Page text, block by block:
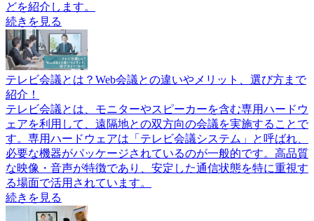
どを紹介します。
続きを見る
テレビ会議とは？Web会議との違いやメリット、選び方まで
紹介！
テレビ会議とは、モニターやスピーカーを含む専用ハードウ
ェアを利用して、遠隔地との双方向の会議を実施することで
す。専用ハードウェアは「テレビ会議システム」と呼ばれ、
必要な機器がパッケージされているのが一般的です。高品質
な映像・音声が特徴であり、安定した通信状態を特に重視す
る場面で活用されています。
続きを見る